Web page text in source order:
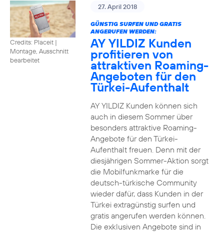
Credits: Placeit |
Montage, Ausschnitt
bearbeitet
27. April 2018
GÜNSTIG SURFEN UND GRATIS
ANGERUFEN WERDEN:
AY YILDIZ Kunden
profitieren von
attraktiven Roaming-
Angeboten für den
Türkei-Aufenthalt
AY YILDIZ Kunden können sich
auch in diesem Sommer über
besonders attraktive Roaming-
Angebote für den Türkei-
Aufenthalt freuen. Denn mit der
diesjährigen Sommer-Aktion sorgt
die Mobilfunkmarke für die
deutsch-türkische Community
wieder dafür, dass Kunden in der
Türkei extragünstig surfen und
gratis angerufen werden können.
Die exklusiven Angebote sind in